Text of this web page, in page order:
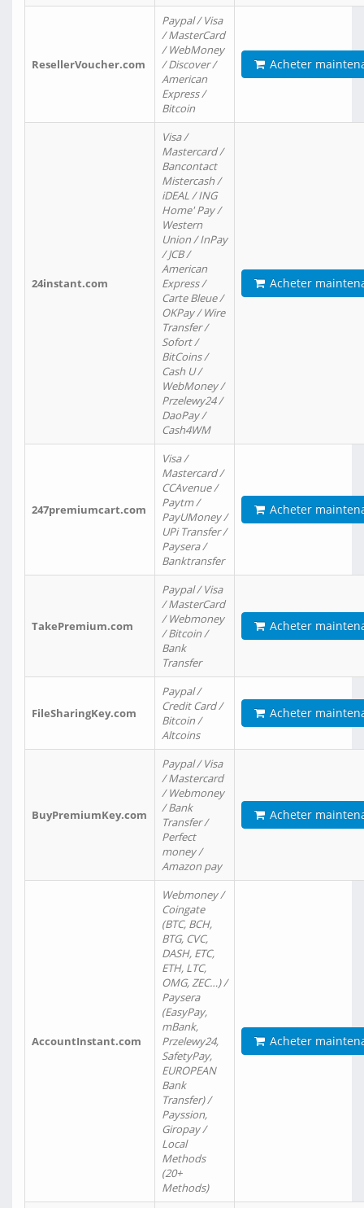
ResellerVoucher.com
Paypal / Visa
/ MasterCard
/ WebMoney
/ Discover /
American
Express /
Bitcoin
Acheter
24instant.com
Visa /
Mastercard /
Bancontact
Mistercash /
iDEAL / ING
Home' Pay /
Western
Union / InPay
/ JCB /
American
Express /
Carte Bleue /
OKPay / Wire
Transfer /
Sofort /
BitCoins /
Cash U /
WebMoney /
Przelewy24 /
DaoPay /
Cash4WM
Acheter
247premiumcart.com
Visa /
Mastercard /
CCAvenue /
Paytm /
PayUMoney /
UPi Transfer /
Paysera /
Banktransfer
Acheter
TakePremium.com
Paypal / Visa
/ MasterCard
/ Webmoney
/ Bitcoin /
Bank
Transfer
Acheter
FileSharingKey.com
Paypal /
Credit Card /
Bitcoin /
Altcoins
Acheter
BuyPremiumKey.com
Paypal / Visa
/ Mastercard
/ Webmoney
/ Bank
Transfer /
Perfect
money /
Amazon pay
Acheter
AccountInstant.com
Webmoney /
Coingate
(BTC, BCH,
BTG, CVC,
DASH, ETC,
ETH, LTC,
OMG, ZEC…) /
Paysera
(EasyPay,
mBank,
Przelewy24,
SafetyPay,
EUROPEAN
Bank
Transfer) /
Payssion,
Giropay /
Local
Methods
(20+
Methods)
Acheter